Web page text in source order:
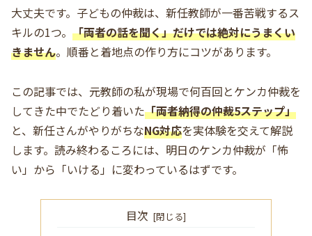
大丈夫です。子どもの仲裁は、新任教師が一番苦戦するス
キルの1つ。 「両者の話を聞く」だけでは絶対にうまくい
きません。順番と着地点の作り方にコツがあります。
この記事では、元教師の私が現場で何百回とケンカ仲裁を
してきた中でたどり着いた「両者納得の仲裁5ステップ」
と、新任さんがやりがちなNG対応を実体験を交えて解説
します。読み終わるころには、明日のケンカ仲裁が「怖
い」から「いける」に変わっているはずです。
目次